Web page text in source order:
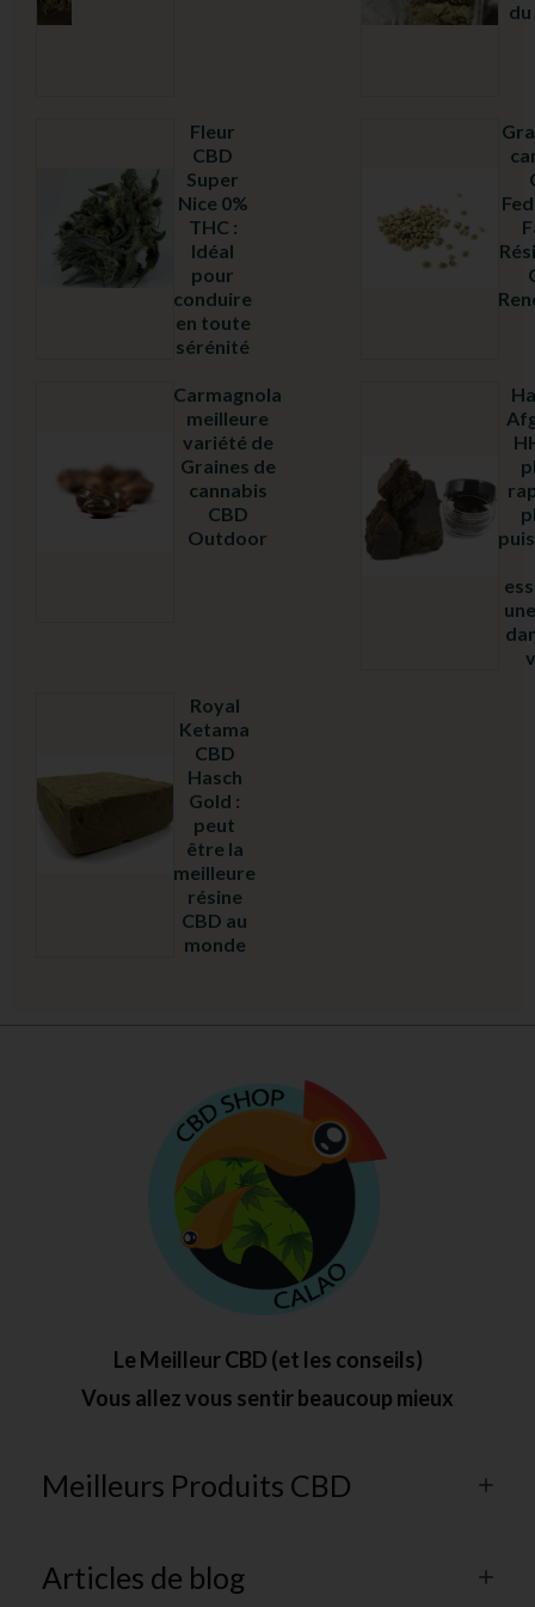
du
Fleur
CBD
Super
Nice 0%
THC :
Idéal
pour
conduire
en toute
sérénité
Carmagnola
meilleure
variété de
Graines de
cannabis
CBD
Outdoor
Royal
Ketama
CBD
Hasch
Gold :
peut
être la
meilleure
résine
CBD au
monde
Le Meilleur CBD (et les conseils)
Vous allez vous sentir beaucoup mieux
Meilleurs Produits CBD
Articles de blog